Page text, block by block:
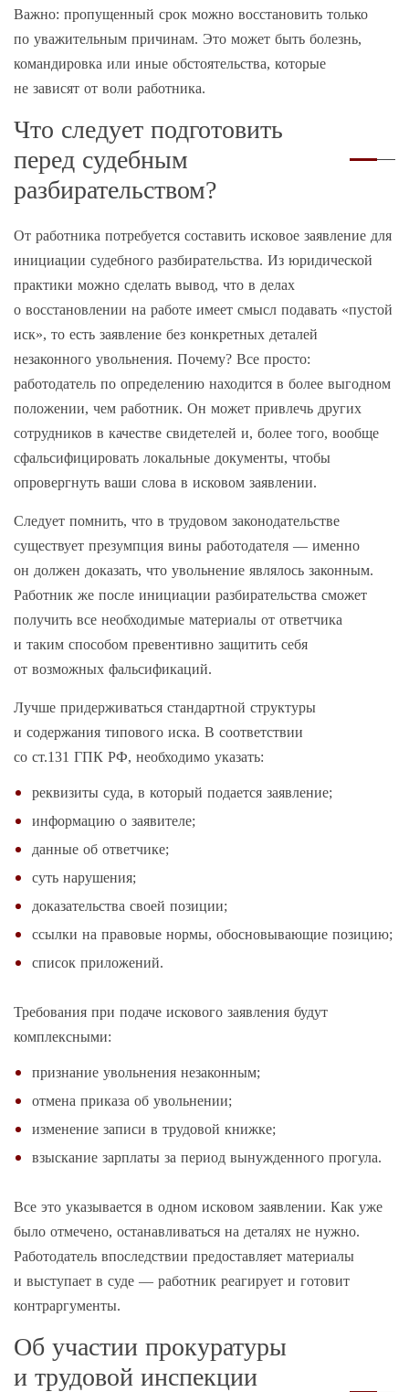
Важно: пропущенный срок можно восстановить только
по уважительным причинам. Это может быть болезнь,
командировка или иные обстоятельства, которые
не зависят от воли работника.
Что следует подготовить
перед судебным
разбирательством?
От работника потребуется составить исковое заявление для
инициации судебного разбирательства. Из юридической
практики можно сделать вывод, что в делах
о восстановлении на работе имеет смысл подавать «пустой
иск», то есть заявление без конкретных деталей
незаконного увольнения. Почему? Все просто:
работодатель по определению находится в более выгодном
положении, чем работник. Он может привлечь других
сотрудников в качестве свидетелей и, более того, вообще
сфальсифицировать локальные документы, чтобы
опровергнуть ваши слова в исковом заявлении.
Следует помнить, что в трудовом законодательстве
существует презумпция вины работодателя — именно
он должен доказать, что увольнение являлось законным.
Работник же после инициации разбирательства сможет
получить все необходимые материалы от ответчика
и таким способом превентивно защитить себя
от возможных фальсификаций.
Лучше придерживаться стандартной структуры
и содержания типового иска. В соответствии
со ст.131 ГПК РФ, необходимо указать:
реквизиты суда, в который подается заявление;
информацию о заявителе;
данные об ответчике;
суть нарушения;
доказательства своей позиции;
ссылки на правовые нормы, обосновывающие позицию;
список приложений.
Требования при подаче искового заявления будут
комплексными:
признание увольнения незаконным;
отмена приказа об увольнении;
изменение записи в трудовой книжке;
взыскание зарплаты за период вынужденного прогула.
Все это указывается в одном исковом заявлении. Как уже
было отмечено, останавливаться на деталях не нужно.
Работодатель впоследствии предоставляет материалы
и выступает в суде — работник реагирует и готовит
контраргументы.
Об участии прокуратуры
и трудовой инспекции